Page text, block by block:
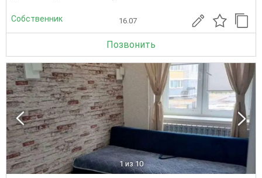
Собственник 16.07
Позвонить
1 из 10